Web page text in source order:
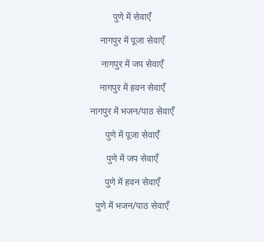
पुणे में सेवाएँ
नागपुर में पूजा सेवाएँ
नागपुर में जप सेवाएँ
नागपुर में हवन सेवाएँ
नागपुर में भजन/पाठ सेवाएँ
पुणे में पूजा सेवाएँ
पुणे में जप सेवाएँ
पुणे में हवन सेवाएँ
पुणे में भजन/पाठ सेवाएँ